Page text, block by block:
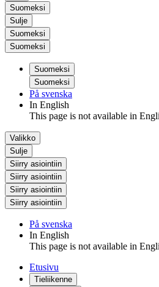
Suomeksi
Sulje
Suomeksi
Suomeksi
Suomeksi
Suomeksi
På svenska
In English
This page is not available in
Valikko
Sulje
Siirry asiointiin
Siirry asiointiin
Siirry asiointiin
Siirry asiointiin
På svenska
In English
This page is not available in
Etusivu
Tieliikenne